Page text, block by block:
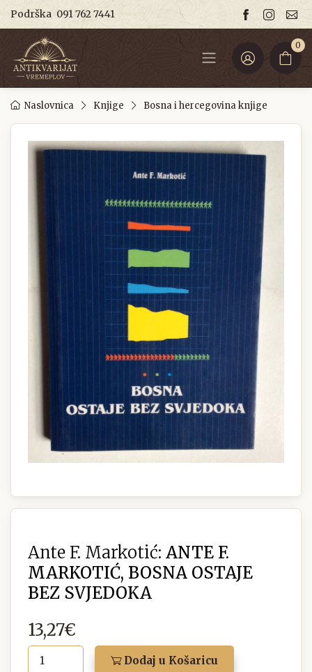
Podrška 091 762 7441
0
Naslovnica Knjige Bosna i hercegovina knjige
Ante F. Markotić: ANTE F.
MARKOTIĆ, BOSNA OSTAJE
BEZ SVJEDOKA
13,27€
Dodaj u Košaricu